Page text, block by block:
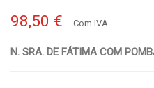
98,50 € Com IVA
N. SRA. DE FÁTIMA COM